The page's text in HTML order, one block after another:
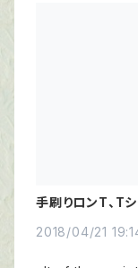
手刷りロンT、T
2018/04/21